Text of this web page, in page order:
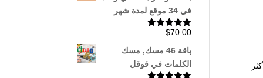
في 34 موقع لمدة شهر
تم التقييم
$70.00
باقة 46 مسك, مسك
الكلمات في قوقل